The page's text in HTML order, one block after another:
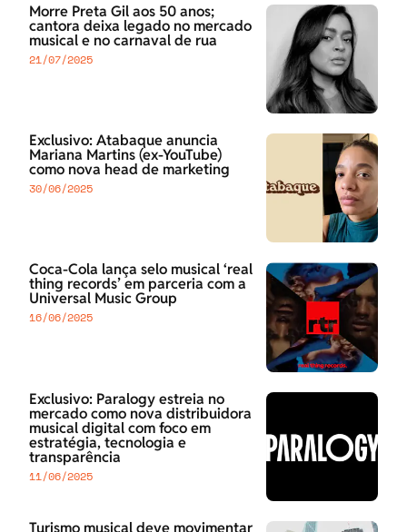
Morre Preta Gil aos 50 anos;
cantora deixa legado no mercado
musical e no carnaval de rua
21/07/2025
Exclusivo: Atabaque anuncia
Mariana Martins (ex-YouTube)
como nova head de marketing
30/06/2025
Coca-Cola lança selo musical ‘real
thing records’ em parceria com a
Universal Music Group
16/06/2025
Exclusivo: Paralogy estreia no
mercado como nova distribuidora
musical digital com foco em
estratégia, tecnologia e
transparência
11/06/2025
Turismo musical deve movimentar